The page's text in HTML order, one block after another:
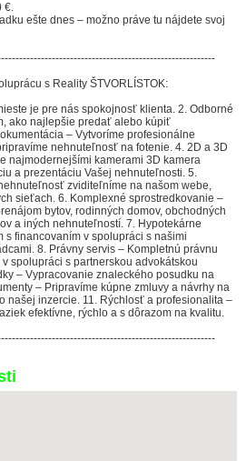
€.
ešte dnes – možno práve tu nájdete svoj
s Reality ŠTVORLÍSTOK:
je pre nás spokojnosť klienta. 2. Odborné
ako najlepšie predať alebo kúpiť
– Vytvoríme profesionálne
nehnuteľnosť na fotenie. 4. 2D a 3D
najmodernejšími kamerami 3D kamera
a prezentáciu Vašej nehnuteľnosti. 5.
zviditeľníme na našom webe,
sieťach. 6. Komplexné sprostredkovanie –
bytov, rodinných domov, obchodných
a iných nehnuteľností. 7. Hypotekárne
s financovaním v spolupráci s našimi
8. Právny servis – Kompletnú právnu
spolupráci s partnerskou advokátskou
– Vypracovanie znaleckého posudku na
– Pripravíme kúpne zmluvy a návrhy na
našej inzercie. 11. Rýchlosť a profesionalita –
efektívne, rýchlo a s dôrazom na kvalitu.